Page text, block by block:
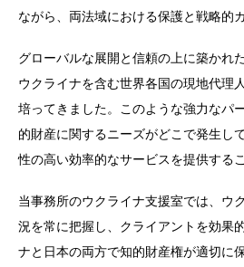
ながら、両法域における保護と戦略的
グローバルな展開と信頼の上に築かれ
ウクライナを含む世界各国の現地代理
培ってきました。このような強力なパ
的財産に関するニーズがどこで発生し
性の高い効率的なサービスを提供する
当事務所のウクライナ支援室では、ウ
況を常に把握し、クライアントを効果
ナと日本の両方で知的財産権が適切に